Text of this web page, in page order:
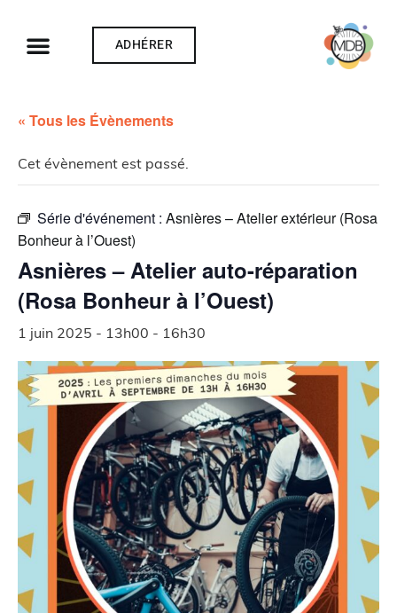
ADHÉRER
« Tous les Évènements
Cet évènement est passé.
Série d'événement : Asnières – Atelier extérieur (Rosa
Bonheur à l’Ouest)
Asnières – Atelier auto-réparation
(Rosa Bonheur à l’Ouest)
1 juin 2025 - 13h00 - 16h30